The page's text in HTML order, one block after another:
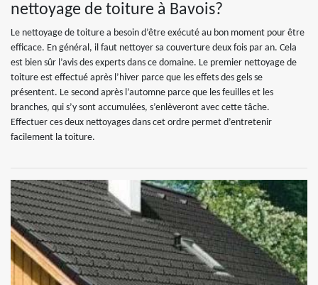
nettoyage de toiture à Bavois?
Le nettoyage de toiture a besoin d’être exécuté au bon moment pour être
efficace. En général, il faut nettoyer sa couverture deux fois par an. Cela
est bien sûr l’avis des experts dans ce domaine. Le premier nettoyage de
toiture est effectué après l’hiver parce que les effets des gels se
présentent. Le second après l’automne parce que les feuilles et les
branches, qui s’y sont accumulées, s’enlèveront avec cette tâche.
Effectuer ces deux nettoyages dans cet ordre permet d’entretenir
facilement la toiture.